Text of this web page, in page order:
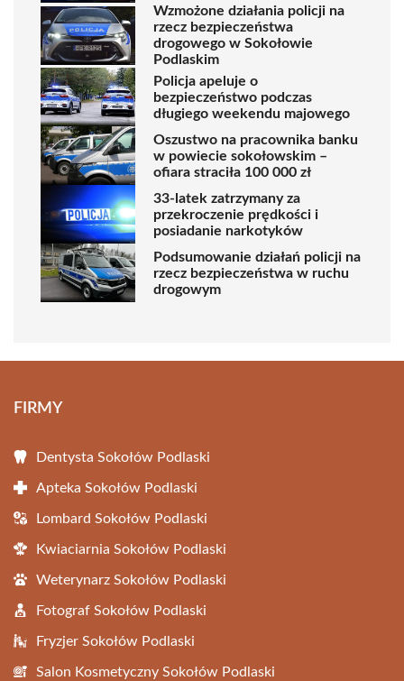
Wzmożone działania policji na
rzecz bezpieczeństwa
drogowego w Sokołowie
Podlaskim
Policja apeluje o
bezpieczeństwo podczas
długiego weekendu majowego
Oszustwo na pracownika banku
w powiecie sokołowskim –
ofiara straciła 100 000 zł
33-latek zatrzymany za
przekroczenie prędkości i
posiadanie narkotyków
Podsumowanie działań policji na
rzecz bezpieczeństwa w ruchu
drogowym
FIRMY
Dentysta Sokołów Podlaski
Apteka Sokołów Podlaski
Lombard Sokołów Podlaski
Kwiaciarnia Sokołów Podlaski
Weterynarz Sokołów Podlaski
Fotograf Sokołów Podlaski
Fryzjer Sokołów Podlaski
Salon Kosmetyczny Sokołów Podlaski